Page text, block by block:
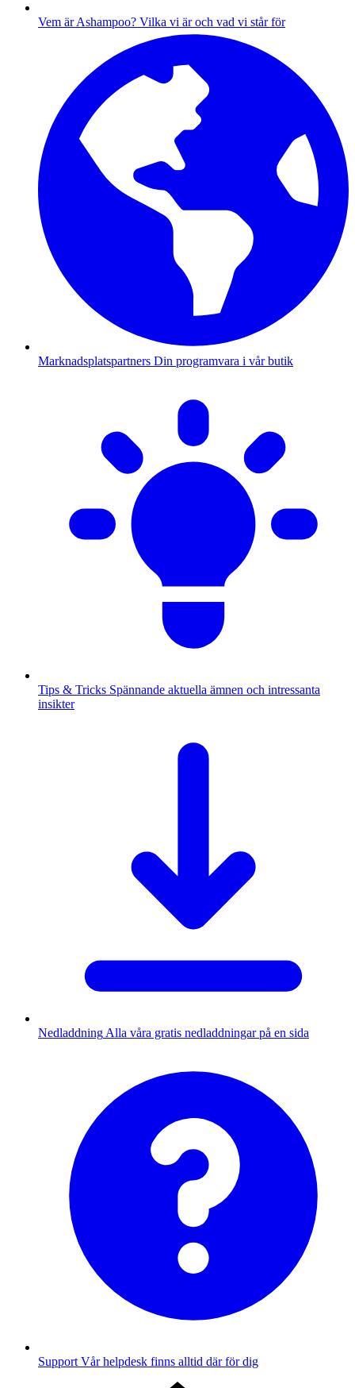
Vem är Ashampoo? Vilka vi är och vad vi står för
Marknadsplatspartners Din programvara i vår butik
Tips & Tricks Spännande aktuella ämnen och intressanta
insikter
Nedladdning Alla våra gratis nedladdningar på en sida
Support Vår helpdesk finns alltid där för dig